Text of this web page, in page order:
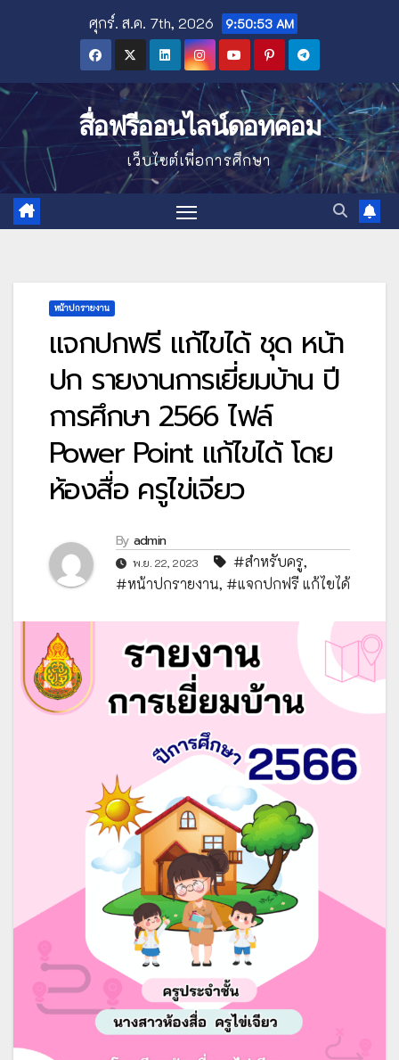
ศุกร์. ส.ค. 7th, 2026 9:50:54 AM
สื่อฟรีออนไลน์ดอทคอม
เว็บไซต์เพื่อการศึกษา
หน้าปกรายงาน
แจกปกฟรี แก้ไขได้ ชุด หน้า
ปก รายงานการเยี่ยมบ้าน ปี
การศึกษา 2566 ไฟล์
Power Point แก้ไขได้ โดย
ห้องสื่อ ครูไข่เจียว
By admin
พ.ย. 22, 2023 #สำหรับครู,
#หน้าปกรายงาน, #แจกปกฟรี แก้ไขได้